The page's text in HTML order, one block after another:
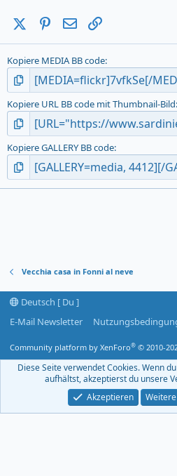
X (Twitter)Pinterest
E-Mail
Kopiere MEDIA BB code
Kopiere URL BB code mit Thumbnail-Bild
Kopiere GALLERY BB code
Vecchia casa in Fonni al neve
Deutsch [ Du ]
E-Mail Newsletter
Community platform by XenForo® © 2010-
Diese Seite verwendet Cookies. Wenn
aufhältst, akzeptierst du unsere
Akzeptieren